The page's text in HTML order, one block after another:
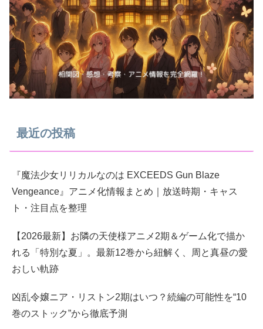
最近の投稿
『魔法少女リリカルなのは EXCEEDS Gun Blaze
Vengeance』アニメ化情報まとめ｜放送時期・キャス
ト・注目点を整理
【2026最新】お隣の天使様アニメ2期＆ゲーム化で描か
れる「特別な夏」。最新12巻から紐解く、周と真昼の愛
おしい軌跡
凶乱令嬢ニア・リストン2期はいつ？続編の可能性を“10
巻のストック”から徹底予測